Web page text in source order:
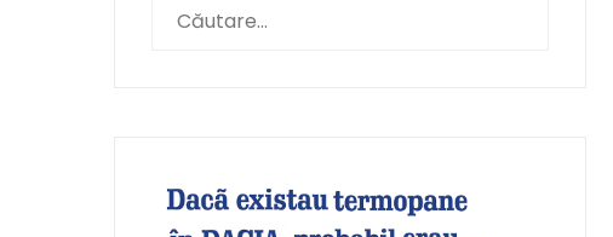
după: